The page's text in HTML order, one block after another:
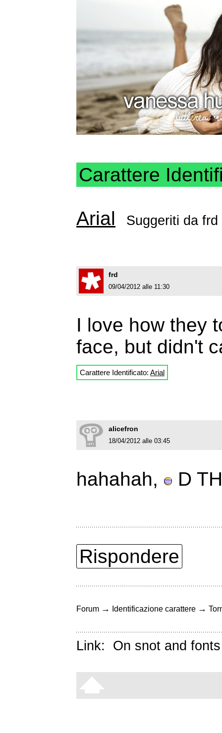
Carattere
Arial Suggeriti da frd
frd
09/04/2012 alle 11:30
I love how they
face, but didn't
Carattere Identificato: Arial
alicefron
18/04/2012 alle 03:45
hahahah, D
Rispondere
Forum → Identificazione carattere →
Link: On snot and fonts